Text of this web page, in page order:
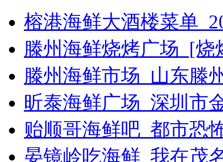
榕港海鲜大酒楼菜单
滕州海鲜烧烤广场_[
滕州海鲜市场_山东滕
昕泰海鲜广场_深圳市
贻顺哥海鲜吧_都市恐
晏镜岭吃海鲜_我在茂